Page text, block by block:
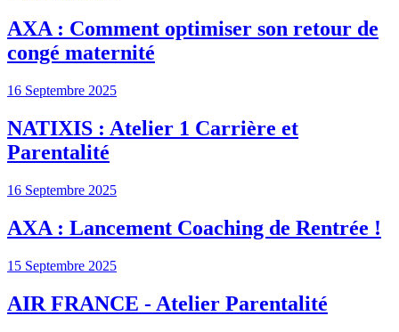
AXA : Comment optimiser son retour de
congé maternité
16 Septembre 2025
NATIXIS : Atelier 1 Carrière et
Parentalité
16 Septembre 2025
AXA : Lancement Coaching de Rentrée !
15 Septembre 2025
AIR FRANCE - Atelier Parentalité